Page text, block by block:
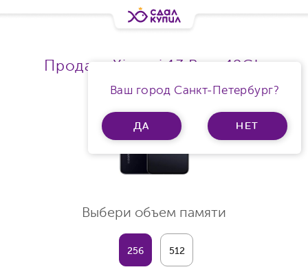
Ваш город Санкт-Петербург?
ДА НЕТ
Продать Xiaomi 13 Ram 12Gb
Выбери объем памяти
256 512